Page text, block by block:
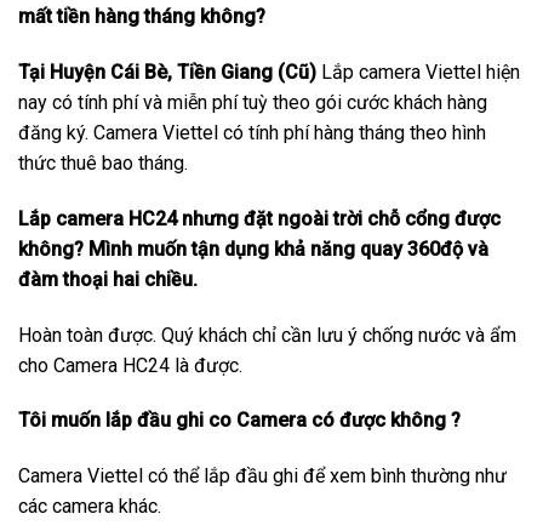
mất tiền hàng tháng không?
Tại Huyện Cái Bè, Tiền Giang (Cũ) Lắp camera Viettel hiện
nay có tính phí và miễn phí tuỳ theo gói cước khách hàng
đăng ký. Camera Viettel có tính phí hàng tháng theo hình
thức thuê bao tháng.
Lắp camera HC24 nhưng đặt ngoài trời chỗ cổng được
không? Mình muốn tận dụng khả năng quay 360độ và
đàm thoại hai chiều.
Hoàn toàn được. Quý khách chỉ cần lưu ý chống nước và ẩm
cho Camera HC24 là được.
Tôi muốn lắp đầu ghi co Camera có được không ?
Camera Viettel có thể lắp đầu ghi để xem bình thường như
các camera khác.